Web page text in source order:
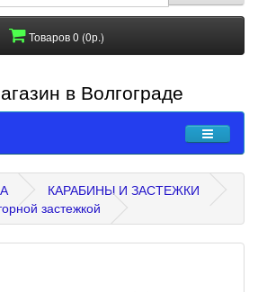
Товаров 0 (0р.)
в Волгограде
КАРАБИНЫ И ЗАСТЕЖКИ
застежкой